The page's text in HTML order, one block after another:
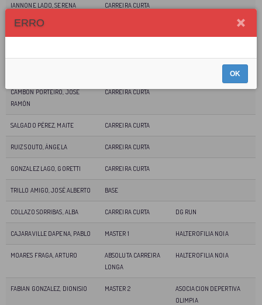
IANNONE LADO, SERENA CARREIRA CURTA
ANTELO ALVARELLOS, ADRIANA
CAMBON PORTEIRO, JOSÉ
RAMÓN
CARREIRA CURTA
SALGADO PÉREZ, MAITE CARREIRA CURTA
RUIZ SOUTO, ÁNGELA CARREIRA CURTA
GONZALEZ LAGO, GORETTI CARREIRA CURTA
TRILLO AMIGO, JOSÉ ALBERTO BASE
COLLAZO SORRIBAS, ALBA CARREIRA CURTA DG RUN
CAJARAVILLE DAPENA, PABLO MASTER 1 HALTEROFILIA NOIA
MOARES FRAGA, ARTURO
ABSOLUTA CARREIRA
LONGA
HALTEROFILIA NOIA
FABIAN GONZALEZ, DIONISIO MASTER 2
ASOCIACION DEPERTIVA
OLIMPIA
ERRO
OK